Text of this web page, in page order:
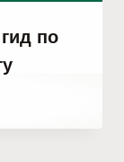
по